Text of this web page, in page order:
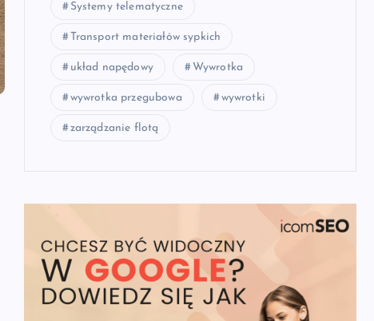
Systemy telematyczne
Transport materiałów sypkich
układ napędowy Wywrotka
wywrotka przegubowa wywrotki
zarządzanie flotą